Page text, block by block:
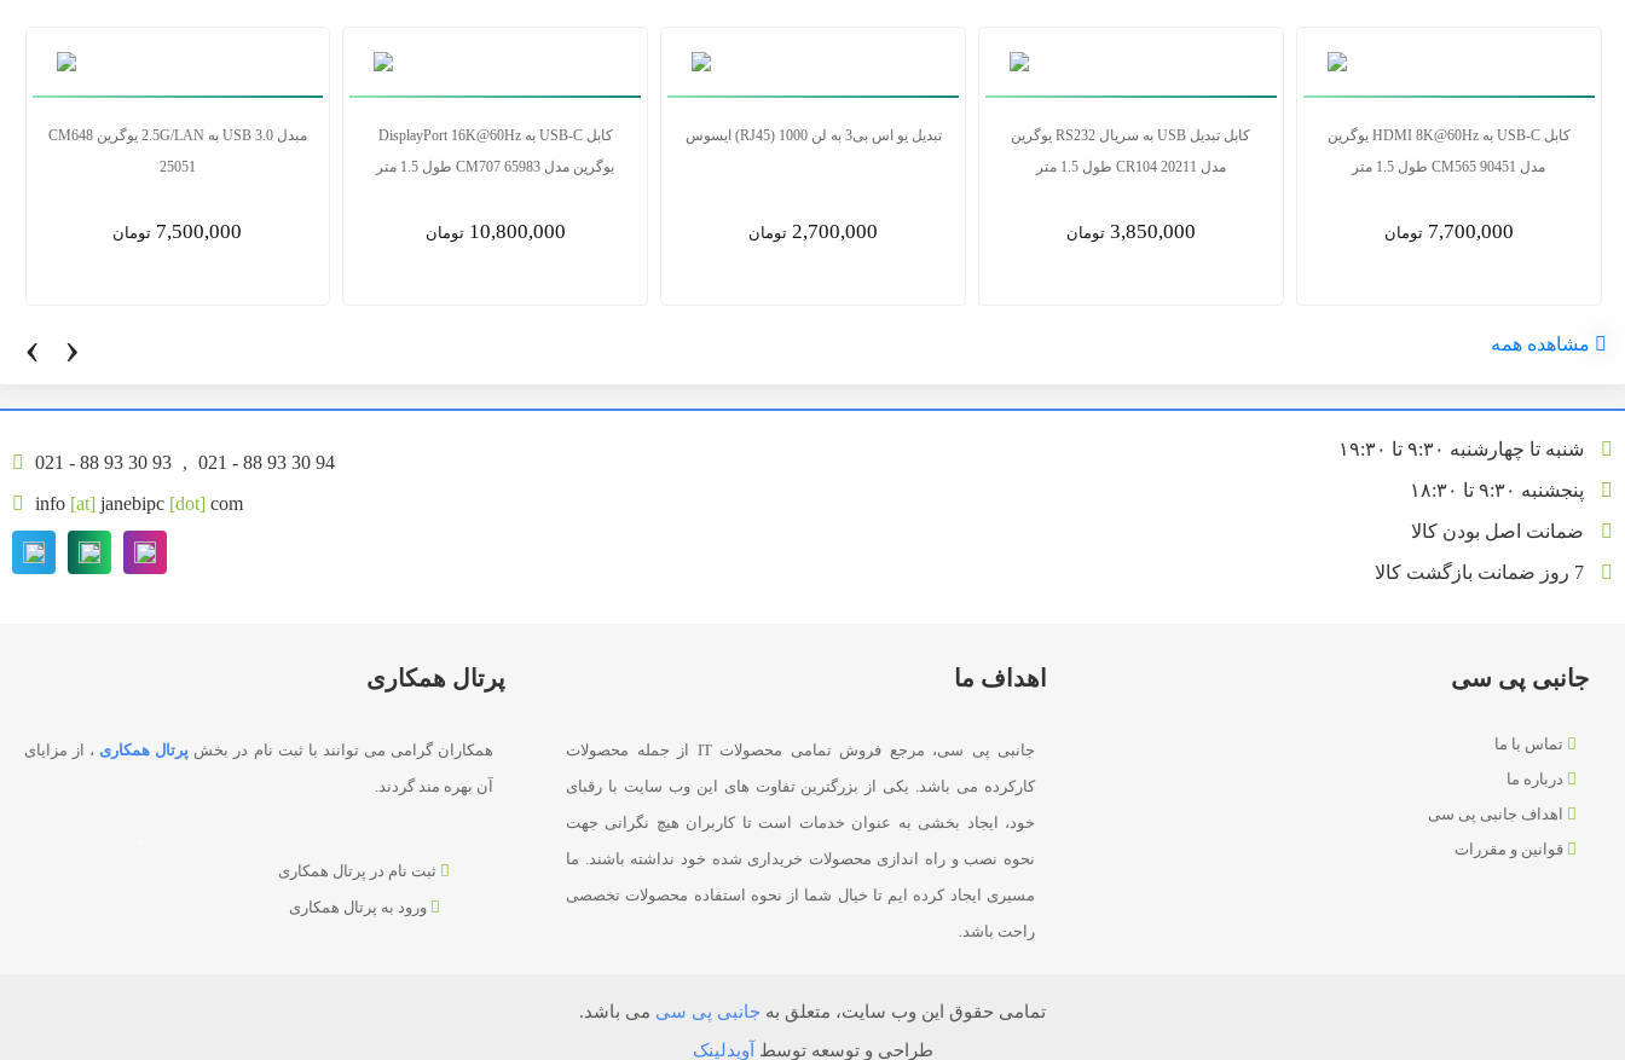
کابل USB-C به DisplayPort 16K@60Hz
10,800,000 تومان
تبدیل یو اس بی3 به لن RJ45) 1000) ایسوس
2,700,000 تومان
کابل تبدیل USB به سریال RS232 یوگرین
3,850,000 تومان
کابل USB-C به HDMI 8K@60Hz یوگرین
مدل CM565 90451 طول 1.5 متر
7,700,000 تومان
تبدیل USB به HDMI یوگرین مدل CM679
25161
5,500,000 تومان
‹ › مشاهده همه
شنبه تا چهارشنبه ۹:۳۰ تا ۱۹:۳۰
پنجشنبه ۹:۳۰ تا ۱۸:۳۰
ضمانت اصل بودن کالا
021 - 88 93 30 93 , 021 - 88 93 30 94
info [at] janebipc [dot] com
جانبی پی سی
تماس با ما
درباره ما
اهداف جانبی پی سی
قوانین و مقررات
اهداف ما
جانبی پی سی، مرجع فروش تمامی محصولات IT از جمله محصولات
کارکرده می باشد. یکی از بزرگترین تفاوت های این وب سایت با رقبای
خود، ایجاد بخشی به عنوان خدمات است تا کاربران هیچ نگرانی جهت
نحوه نصب و راه اندازی محصولات خریداری شده خود نداشته باشند. ما
مسیری ایجاد کرده ایم تا خیال شما از نحوه استفاده محصولات تخصصی
راحت باشد.
پرتال همکاری
همکاران گرامی می توانند با ثبت نام در بخش پرتال همکاری ، از مزایای
آن بهره مند گردند.
ثبت نام در پرتال همکاری
ورود به پرتال همکاری
تمامی حقوق این وب سایت، متعلق به جانبی پی سی می باشد.
طراحی و توسعه توسط
آویدلینک